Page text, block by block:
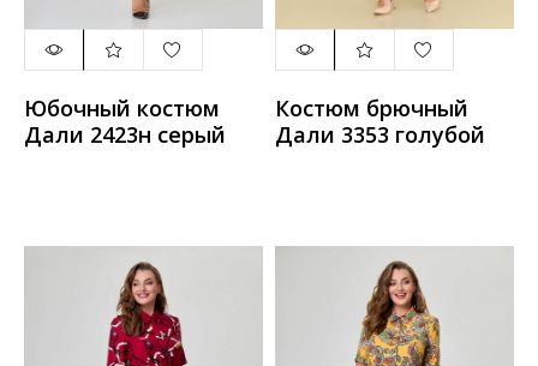
Юбочный костюм
Дали 2423н серый
Костюм брючный
Дали 3353 голубой